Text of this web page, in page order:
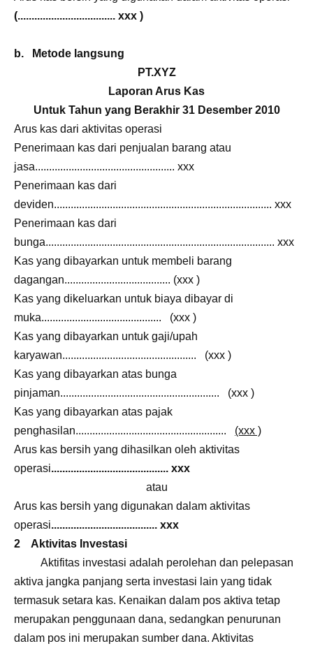
(................................... xxx )
b. Metode langsung
PT.XYZ
Laporan Arus Kas
Untuk Tahun yang Berakhir 31 Desember 2010
Arus kas dari aktivitas operasi
Penerimaan kas dari penjualan barang atau
jasa.................................................. xxx
Penerimaan kas dari
deviden.............................................................................. xxx
Penerimaan kas dari
bunga.................................................................................. xxx
Kas yang dibayarkan untuk membeli barang
dagangan...................................... (xxx )
Kas yang dikeluarkan untuk biaya dibayar di
muka........................................... (xxx )
Kas yang dibayarkan untuk gaji/upah
karyawan................................................ (xxx )
Kas yang dibayarkan atas bunga
pinjaman......................................................... (xxx )
Kas yang dibayarkan atas pajak
penghasilan...................................................... (xxx )
Arus kas bersih yang dihasilkan oleh aktivitas
operasi.......................................... xxx
atau
Arus kas bersih yang digunakan dalam aktivitas
operasi...................................... xxx
2 Aktivitas Investasi
Aktifitas investasi adalah perolehan dan pelepasan
aktiva jangka panjang serta investasi lain yang tidak
termasuk setara kas. Kenaikan dalam pos aktiva tetap
merupakan penggunaan dana, sedangkan penurunan
dalam pos ini merupakan sumber dana. Aktivitas